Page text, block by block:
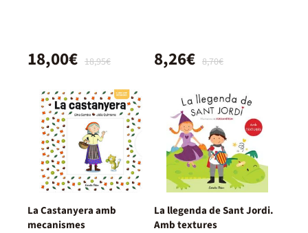
18,95€
18,00€ 8,70€
8,26€
La Castanyera amb
mecanismes
La llegenda de Sant Jordi.
Amb textures